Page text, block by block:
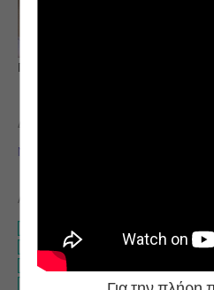
Παρατηρήστε & μάθετε
ΔΆΣΚΑΛΟΣ
Niedra Gabriel
ΑΠΑΙΤΟΎΜΕΝΟΣ
Ολόκληρο το στούντιο
Διορθωτής ποδιών
Διορθωτής δακτύλων